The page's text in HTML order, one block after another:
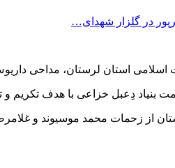
در گلزار شهدای…
اسلامی استان لرستان، مداحی
بنیاد دِعبل خزاعی با هدف
از زحمات محمد موسیوند و